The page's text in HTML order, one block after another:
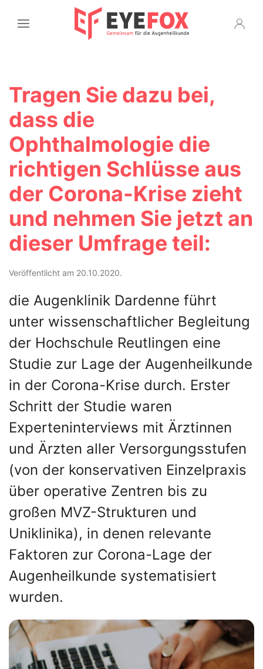
Tragen Sie dazu bei,
dass die
Ophthalmologie die
richtigen Schlüsse aus
der Corona-Krise zieht
und nehmen Sie jetzt an
dieser Umfrage teil:
Veröffentlicht am 20.10.2020.
die Augenklinik Dardenne führt
unter wissenschaftlicher Begleitung
der Hochschule Reutlingen eine
Studie zur Lage der Augenheilkunde
in der Corona-Krise durch. Erster
Schritt der Studie waren
Experteninterviews mit Ärztinnen
und Ärzten aller Versorgungsstufen
(von der konservativen Einzelpraxis
über operative Zentren bis zu
großen MVZ-Strukturen und
Uniklinika), in denen relevante
Faktoren zur Corona-Lage der
Augenheilkunde systematisiert
wurden.